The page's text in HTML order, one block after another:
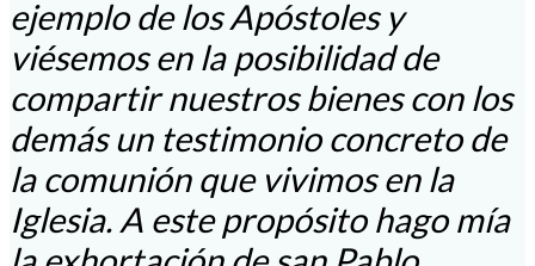
ejemplo de los Apóstoles y
viésemos en la posibilidad de
compartir nuestros bienes con los
demás un testimonio concreto de
la comunión que vivimos en la
Iglesia. A este propósito hago mía